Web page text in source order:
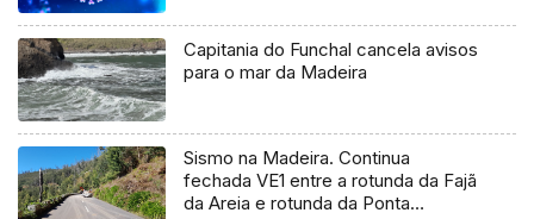
Capitania do Funchal cancela avisos
para o mar da Madeira
Sismo na Madeira. Continua
fechada VE1 entre a rotunda da Fajã
da Areia e rotunda da Ponta